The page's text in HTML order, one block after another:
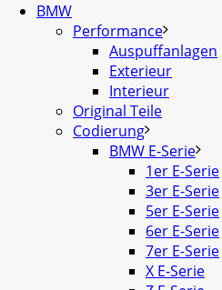
BMW
Performance
Auspuffanlagen
Exterieur
Interieur
Original Teile
Codierung
BMW E-Serie
1er E-Serie
3er E-Serie
5er E-Serie
6er E-Serie
7er E-Serie
X E-Serie